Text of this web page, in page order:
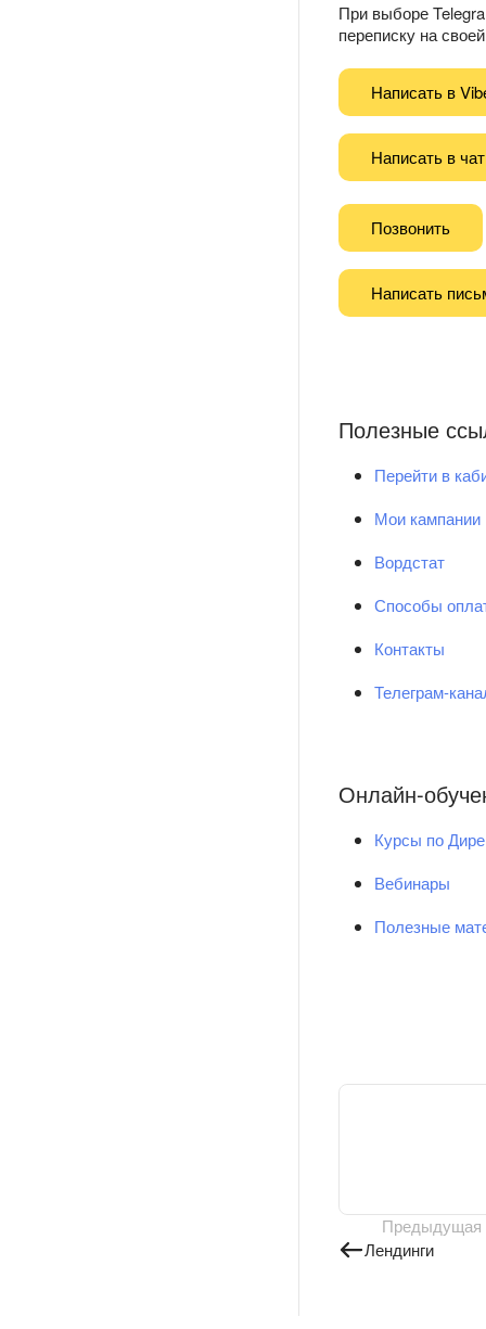
При выборе
переписку на
Написать в
Написать в чат
Позвонить
Написать
Полезные
Перейти в
Мои кампании
Вордстат
Способы
Контакты
Телеграм-
Онлайн-
Курсы по
Вебинары
Полезные
Предыдущая
Лендинги